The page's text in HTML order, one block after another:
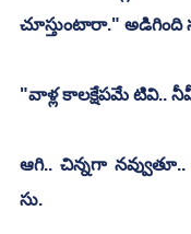
చూస్తుంటారా." అడిగింది
"వాళ్ల కాలక్షేపమే టివి..
ఆగి.. చిన్నగా
సు.